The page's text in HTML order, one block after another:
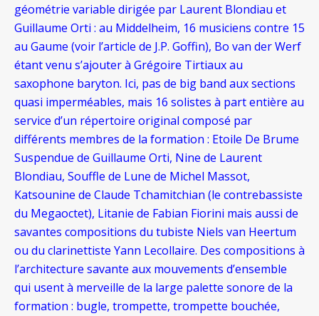
géométrie variable dirigée par Laurent Blondiau et
Guillaume Orti : au Middelheim, 16 musiciens contre 15
au Gaume (voir l’article de J.P. Goffin), Bo van der Werf
étant venu s’ajouter à Grégoire Tirtiaux au
saxophone baryton. Ici, pas de big band aux sections
quasi imperméables, mais 16 solistes à part entière au
service d’un répertoire original composé par
différents membres de la formation : Etoile De Brume
Suspendue de Guillaume Orti, Nine de Laurent
Blondiau, Souffle de Lune de Michel Massot,
Katsounine de Claude Tchamitchian (le contrebassiste
du Megaoctet), Litanie de Fabian Fiorini mais aussi de
savantes compositions du tubiste Niels van Heertum
ou du clarinettiste Yann Lecollaire. Des compositions à
l’architecture savante aux mouvements d’ensemble
qui usent à merveille de la large palette sonore de la
formation : bugle, trompette, trompette bouchée,